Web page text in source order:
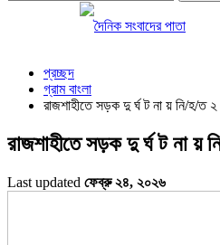
প্রচ্ছদ
গ্রাম বাংলা
রাজশাহীতে সড়ক দু র্ঘ ট না য় নি/হ/ত
রাজশাহীতে সড়ক দু র্ঘ ট না য়
Last updated ফেব্রু ২৪, ২০২৬